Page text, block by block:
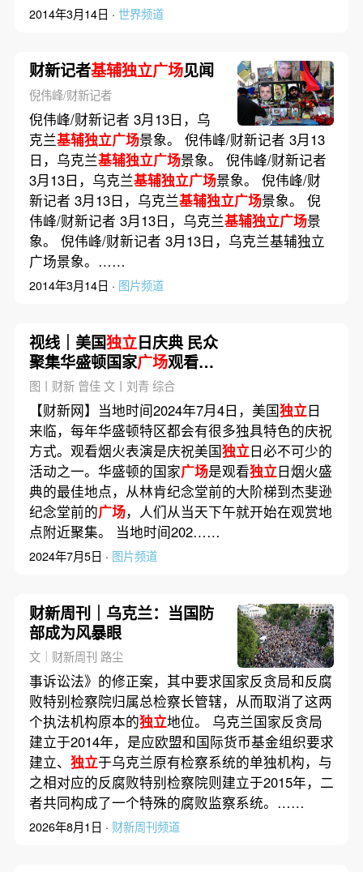
2014年3月14日 · 世界频道
财新记者基辅独立广场见闻
倪伟峰/财新记者
倪伟峰/财新记者 3月13日，乌
克兰基辅独立广场景象。 倪伟峰/财新记者 3月13
日，乌克兰基辅独立广场景象。 倪伟峰/财新记者
3月13日，乌克兰基辅独立广场景象。 倪伟峰/财
新记者 3月13日，乌克兰基辅独立广场景象。 倪
伟峰/财新记者 3月13日，乌克兰基辅独立广场景
象。 倪伟峰/财新记者 3月13日，乌克兰基辅独立
广场景象。……
2014年3月14日 · 图片频道
视线｜美国独立日庆典 民众
聚集华盛顿国家广场观看烟
花表演
图丨财新 曾佳 文丨刘青 综合
【财新网】当地时间2024年7月4日，美国独立日
来临，每年华盛顿特区都会有很多独具特色的庆祝
方式。观看烟火表演是庆祝美国独立日必不可少的
活动之一。华盛顿的国家广场是观看独立日烟火盛
典的最佳地点，从林肯纪念堂前的大阶梯到杰斐逊
纪念堂前的广场，人们从当天下午就开始在观赏地
点附近聚集。 当地时间202……
2024年7月5日 · 图片频道
财新周刊｜乌克兰：当国防
部成为风暴眼
文｜财新周刊 路尘
事诉讼法》的修正案，其中要求国家反贪局和反腐
败特别检察院归属总检察长管辖，从而取消了这两
个执法机构原本的独立地位。 乌克兰国家反贪局
建立于2014年，是应欧盟和国际货币基金组织要求
建立、 独立于乌克兰原有检察系统的单独机构，与
之相对应的反腐败特别检察院则建立于2015年，二
者共同构成了一个特殊的腐败监察系统。……
2026年8月1日 · 财新周刊频道